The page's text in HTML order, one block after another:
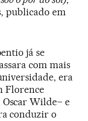
publicado em
já se
com mais
era
Florence
Wilde– e
conduzir o